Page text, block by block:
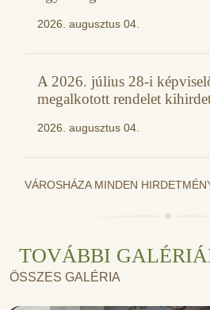
2026. augusztus 04.
A 2026. július 28-i
megalkotott rendelet
2026. augusztus 04.
VÁROSHÁZA MINDEN
TOVÁBBI
ÖSSZES GALÉRIA